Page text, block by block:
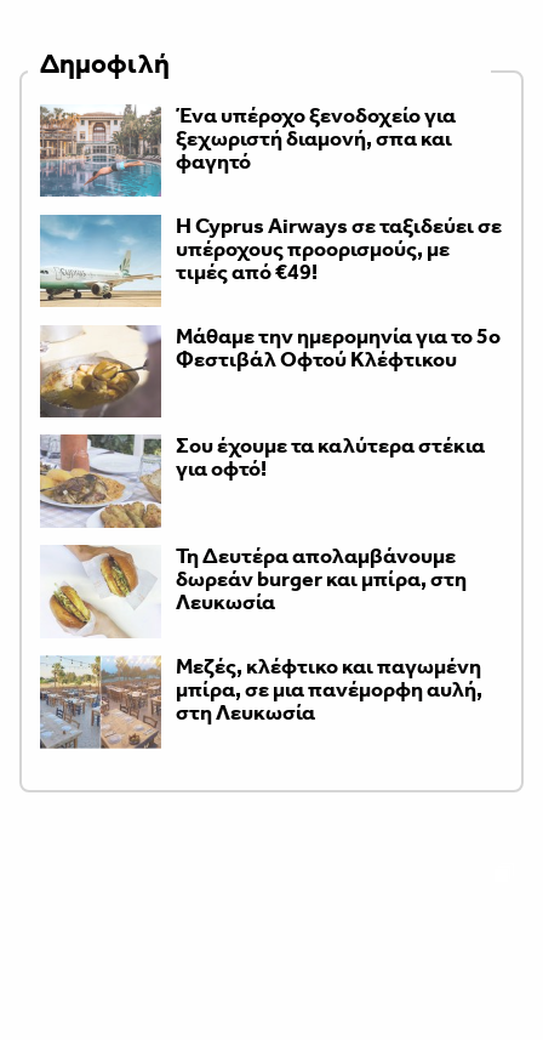
Δημοφιλή
Ένα υπέροχο ξενοδοχείο για
ξεχωριστή διαμονή, σπα και
φαγητό
H Cyprus Airways σε ταξιδεύει σε
υπέροχους προορισμούς, με
τιμές από €49!
Μάθαμε την ημερομηνία για το 5ο
Φεστιβάλ Οφτού Κλέφτικου
Σου έχουμε τα καλύτερα στέκια
για οφτό!
Τη Δευτέρα απολαμβάνουμε
δωρεάν burger και μπίρα, στη
Λευκωσία
Μεζές, κλέφτικο και παγωμένη
μπίρα, σε μια πανέμορφη αυλή,
στη Λευκωσία